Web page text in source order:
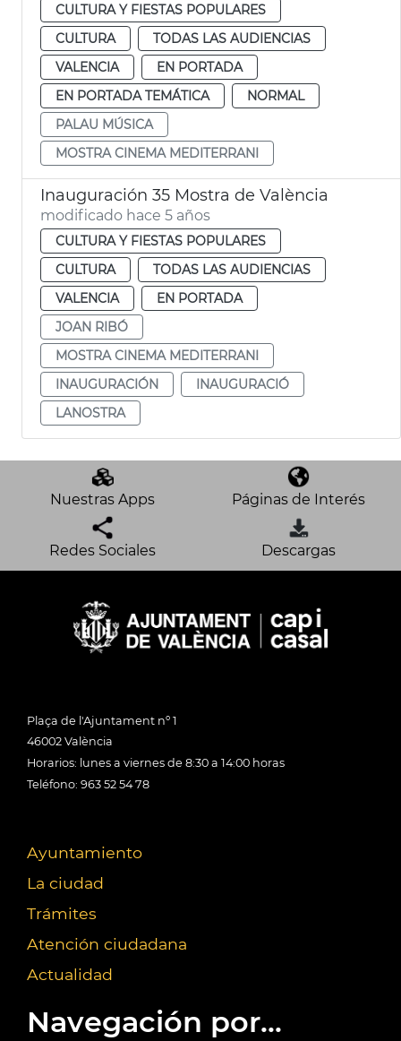
CULTURA Y FIESTAS POPULARES
CULTURA
TODAS LAS AUDIENCIAS
VALENCIA
EN PORTADA
EN PORTADA TEMÁTICA
NORMAL
PALAU MÚSICA
MOSTRA CINEMA MEDITERRANI
Inauguración 35 Mostra de València
modificado hace 5 años
CULTURA Y FIESTAS POPULARES
CULTURA
TODAS LAS AUDIENCIAS
VALENCIA
EN PORTADA
JOAN RIBÓ
MOSTRA CINEMA MEDITERRANI
INAUGURACIÓN
INAUGURACIÓ
LANOSTRA
Nuestras Apps Páginas de Interés
Redes Sociales Descargas
Plaça de l'Ajuntament nº 1
46002 València
Horarios: lunes a viernes de 8:30 a 14:00 horas
Teléfono: 963 52 54 78
Ayuntamiento
La ciudad
Trámites
Atención ciudadana
Actualidad
Navegación por...